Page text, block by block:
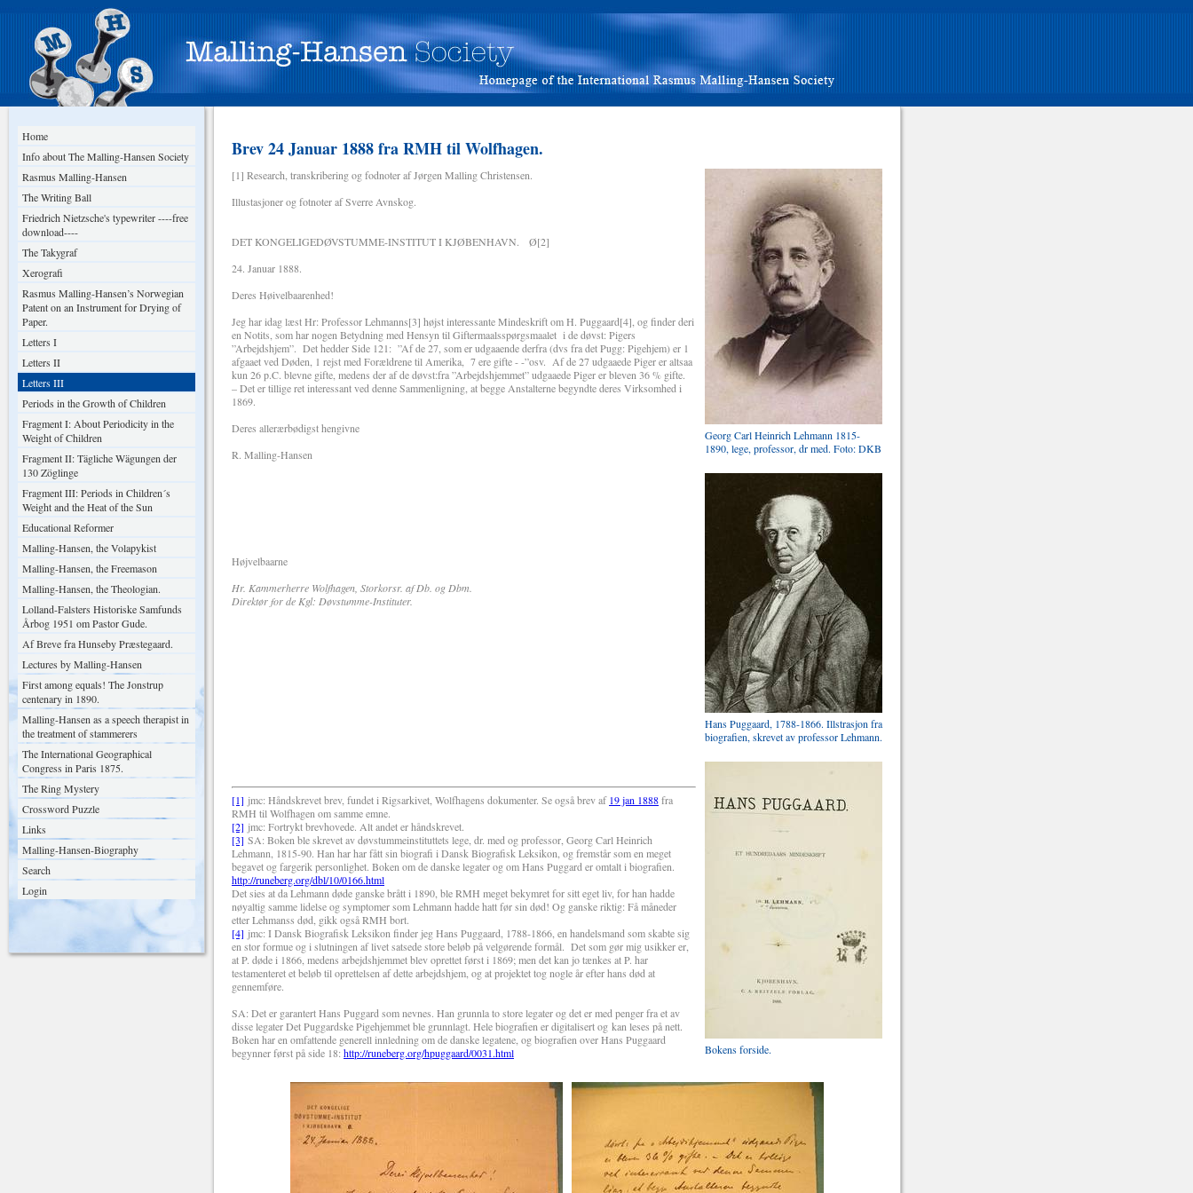
Home
Info about The Malling-Hansen Society
Rasmus Malling-Hansen
The Writing Ball
Friedrich Nietzsche's typewriter ----free
download----
The Takygraf
Xerografi
Rasmus Malling-Hansen’s Norwegian
Patent on an Instrument for Drying of
Paper.
Letters I
Letters II
Letters III
Periods in the Growth of Children
Fragment I: About Periodicity in the
Weight of Children
Fragment II: Tägliche Wägungen der
130 Zöglinge
Fragment III: Periods in Children´s
Weight and the Heat of the Sun
Educational Reformer
Malling-Hansen, the Volapykist
Malling-Hansen, the Freemason
Malling-Hansen, the Theologian.
Lolland-Falsters Historiske Samfunds
Årbog 1951 om Pastor Gude.
Af Breve fra Hunseby Præstegaard.
Lectures by Malling-Hansen
First among equals! The Jonstrup
centenary in 1890.
Malling-Hansen as a speech therapist in
the treatment of stammerers
The International Geographical
Congress in Paris 1875.
The Ring Mystery
Crossword Puzzle
Links
Malling-Hansen-Biography
Search
Login
Brev 24 Januar 1888 fra RMH til Wolfhagen.
Georg Carl Heinrich Lehmann 1815-
1890, lege, professor, dr med. Foto: DKB
Hans Puggaard, 1788-1866. Illstrasjon fra
biografien, skrevet av professor Lehmann.
Bokens forside.
[1] Research, transkribering og fodnoter af Jørgen Malling Christensen.
Illustasjoner og fotnoter af Sverre Avnskog.
DET KONGELIGEDØVSTUMME-INSTITUT I KJØBENHAVN. Ø[2]
24. Januar 1888.
Deres Høivelbaarenhed!
Jeg har idag læst Hr: Professor Lehmanns[3] højst interessante Mindeskrift om H. Puggaard[4], og finder deri
en Notits, som har nogen Betydning med Hensyn til Giftermaalsspørgsmaalet i de døvst: Pigers
”Arbejdshjem”. Det hedder Side 121: ”Af de 27, som er udgaaende derfra (dvs fra det Pugg: Pigehjem) er 1
afgaaet ved Døden, 1 rejst med Forældrene til Amerika, 7 ere gifte - -”osv. Af de 27 udgaaede Piger er altsaa
kun 26 p.C. blevne gifte, medens der af de døvst:fra ”Arbejdshjemmet” udgaaede Piger er bleven 36 % gifte.
– Det er tillige ret interessant ved denne Sammenligning, at begge Anstalterne begyndte deres Virksomhed i
1869.
Deres allerærbødigst hengivne
R. Malling-Hansen
Højvelbaarne
Hr. Kammerherre Wolfhagen, Storkorsr. af Db. og Dbm.
Direktør for de Kgl: Døvstumme-Instituter.
[1] jmc: Håndskrevet brev, fundet i Rigsarkivet, Wolfhagens dokumenter. Se også brev af 19 jan 1888fra
RMH til Wolfhagen om samme emne.
[2] jmc: Fortrykt brevhovede. Alt andet er håndskrevet.
[3] SA: Boken ble skrevet av døvstummeinstituttets lege, dr. med og professor, Georg Carl Heinrich
Lehmann, 1815-90. Han har har fått sin biografi i Dansk Biografisk Leksikon, og fremstår som en meget
begavet og fargerik personlighet. Boken om de danske legater og om Hans Puggard er omtalt i biografien.
http://runeberg.org/dbl/10/0166.html
Det sies at da Lehmann døde ganske brått i 1890, ble RMH meget bekymret for sitt eget liv, for han hadde
nøyaltig samme lidelse og symptomer som Lehmann hadde hatt før sin død! Og ganske riktig: Få måneder
etter Lehmanss død, gikk også RMH bort.
[4] jmc: I Dansk Biografisk Leksikon finder jeg Hans Puggaard, 1788-1866, en handelsmand som skabte sig
en stor formue og i slutningen af livet satsede store beløb på velgørende formål. Det som gør mig usikker er,
at P. døde i 1866, medens arbejdshjemmet blev oprettet først i 1869; men det kan jo tænkes at P. har
testamenteret et beløb til oprettelsen af dette arbejdshjem, og at projektet tog nogle år efter hans død at
gennemføre.
SA: Det er garantert Hans Puggard som nevnes. Han grunnla to store legater og det er med penger fra et av
disse legater Det Puggardske Pigehjemmet ble grunnlagt. Hele biografien er digitalisert og kan leses på nett.
Boken har en omfattende generell innledning om de danske legatene, og biografien over Hans Puggaard
begynner først på side 18: http://runeberg.org/hpuggaard/0031.html